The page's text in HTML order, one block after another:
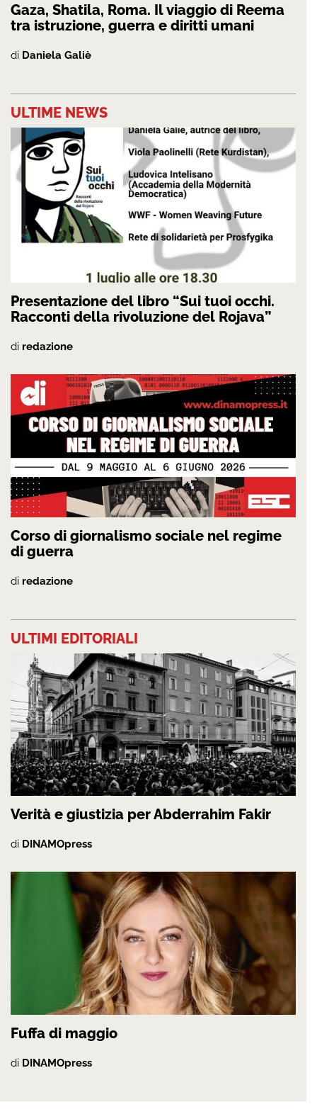
Gaza, Shatila, Roma. Il viaggio di Reema
tra istruzione, guerra e diritti umani
di Daniela Galiè
ULTIME NEWS
Presentazione del libro “Sui tuoi occhi.
Racconti della rivoluzione del Rojava”
di redazione
Corso di giornalismo sociale nel regime
di guerra
di redazione
ULTIMI EDITORIALI
Verità e giustizia per Abderrahim Fakir
di DINAMOpress
Fuffa di maggio
di DINAMOpress